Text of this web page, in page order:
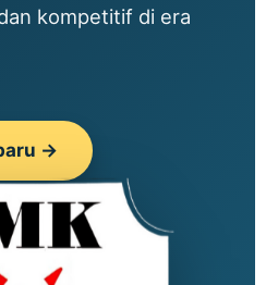
kompetitif di era
→